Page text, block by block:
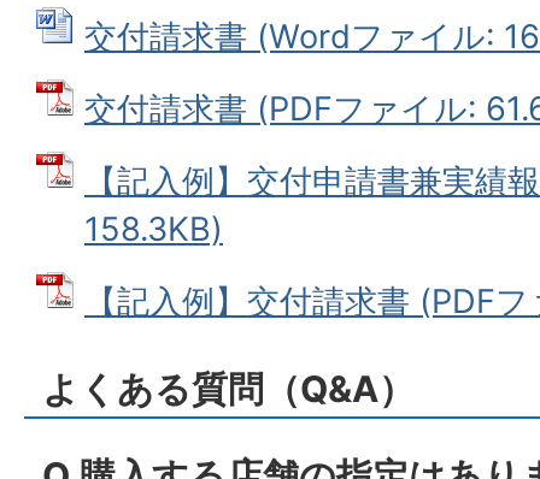
交付請求書 (Wordファイル:
交付請求書 (PDFファイル:
【記入例】交付申請書兼実績
158.3KB)
【記入例】交付請求書 (PDF
よくある質問（Q&A）